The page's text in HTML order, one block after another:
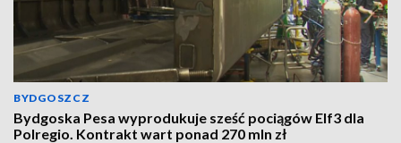
BYDGOSZCZ
Bydgoska Pesa wyprodukuje sześć pociągów Elf3 dla
Polregio. Kontrakt wart ponad 270 mln zł